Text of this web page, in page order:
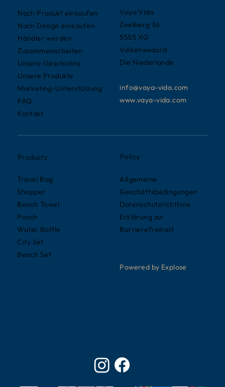
Vaya Vida
Zeelberg 36
5555 XG
Valkenswaard
Die Niederlande
info@vaya-vida.com
www.vaya-vida.com
Nach Produkt einkaufen
Nach Design einkaufen
Händler werden
Zusammenarbeiten
Unsere Geschichte
Unsere Produkte
Marketing-Unterstützung
FAQ
Kontakt
Products
Travel Bag
Shopper
Beach Towel
Pouch
Water Bottle
City Set
Beach Set
Policy
Allgemeine
Geschäftsbedingungen
Datenschutzrichtlinie
Erklärung zur
Barrierefreiheit
Powered by Explose